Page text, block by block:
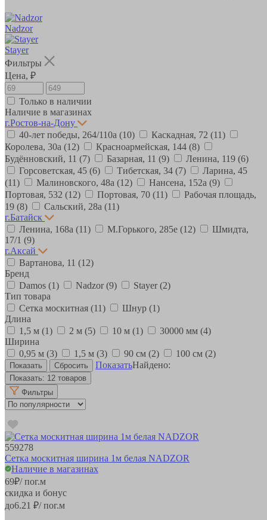
Nadzor
Stayer
Фильтры
Цена, ₽
Только в наличии
Наличие в магазинах
г.Ростов-на-Дону
40-лет победы, 264/110а (10) Каскадная, 72 (11)
Королева, 30а (12) Красноармейская, 144 (8)
Будённовский, 11 (7) Базарная, 11 (9) Ленина, 119 (6)
Горсоветская, 45 (6) Тибетская, 34 (7)
Ларина, 45
(11)
Малиновского, 48а (12) Нансена, 152а (9)
Портовая, 532 (12) Портовая, 70 (11)
Рабочая площадь,
19 (8) Сальский, 28a (11)
г.Батайск
Ленина, 168а (11) М.Горького, 285е (12)
Шмидта,
17/1 (9)
г.Аксай
Вартанова, 11 (12)
Бренд
Damos (1) Nadzor(9) Stayer(2)
Тип товара
Сетка москитная (11) Шнур (1)
Длина
1,5 м (1) 2 м (5) 10 м (1) 30000 мм (4)
Ширина
0,95 м (3) 1,5 м (3) 90 см (2) 100 см (2)
ПоказатьНайдено:
Показать: 12 товаров
Фильтры
559278
Сетка москитная ширина 1м белая NADZOR
Наличие в магазинах
69₽/ пог.м
скидка и бонус
до6.21 ₽/ пог.м